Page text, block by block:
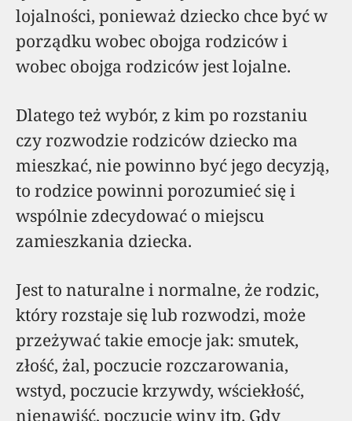
lojalności, ponieważ dziecko chce być w
porządku wobec obojga rodziców i
wobec obojga rodziców jest lojalne.
Dlatego też wybór, z kim po rozstaniu
czy rozwodzie rodziców dziecko ma
mieszkać, nie powinno być jego decyzją,
to rodzice powinni porozumieć się i
wspólnie zdecydować o miejscu
zamieszkania dziecka.
Jest to naturalne i normalne, że rodzic,
który rozstaje się lub rozwodzi, może
przeżywać takie emocje jak: smutek,
złość, żal, poczucie rozczarowania,
wstyd, poczucie krzywdy, wściekłość,
nienawiść, poczucie winy itp. Gdy